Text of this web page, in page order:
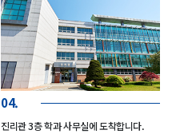
04.
진리관 3층 학과 사무실에 도착합니다.